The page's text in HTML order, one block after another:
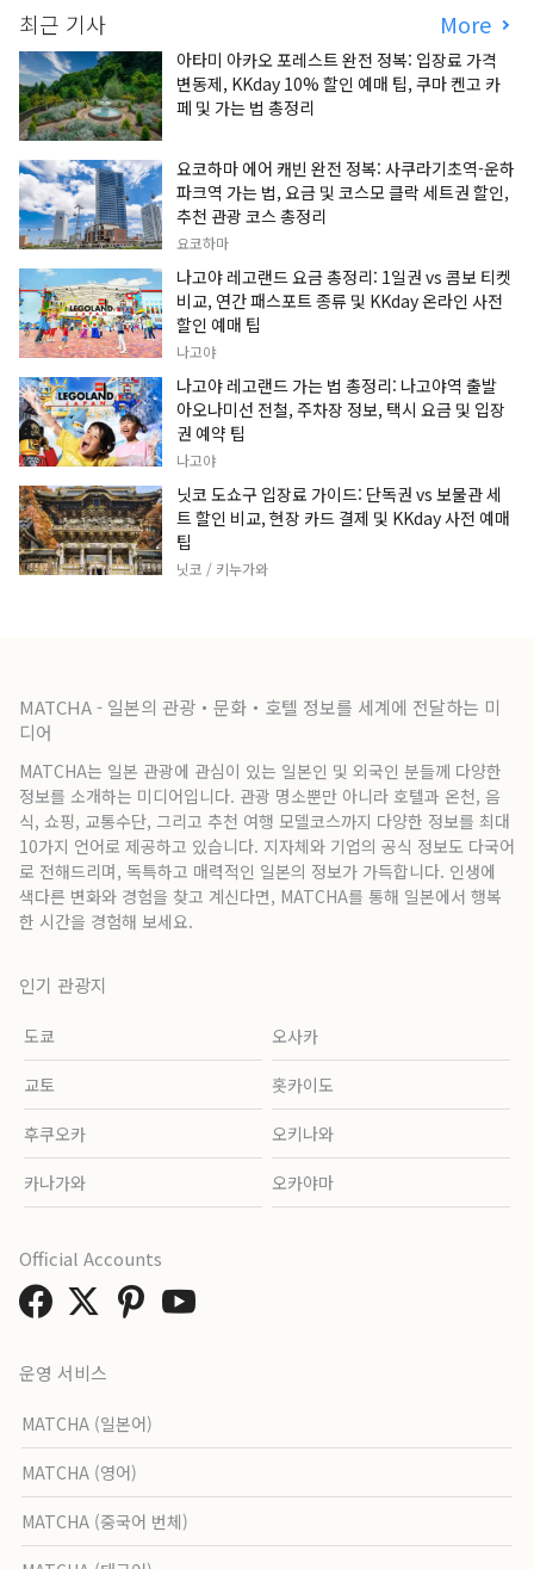
최근 기사 More
아타미 아카오 포레스트 완전 정복: 입장료 가격
변동제, KKday 10% 할인 예매 팁, 쿠마 켄고 카
페 및 가는 법 총정리
요코하마 에어 캐빈 완전 정복: 사쿠라기초역-운하
파크역 가는 법, 요금 및 코스모 클락 세트권 할인,
추천 관광 코스 총정리
요코하마
나고야 레고랜드 요금 총정리: 1일권 vs 콤보 티켓
비교, 연간 패스포트 종류 및 KKday 온라인 사전
할인 예매 팁
나고야
나고야 레고랜드 가는 법 총정리: 나고야역 출발
아오나미선 전철, 주차장 정보, 택시 요금 및 입장
권 예약 팁
나고야
닛코 도쇼구 입장료 가이드: 단독권 vs 보물관 세
트 할인 비교, 현장 카드 결제 및 KKday 사전 예매
팁
닛코 / 키누가와
MATCHA - 일본의 관광・문화・호텔 정보를 세계에 전달하는 미
디어
MATCHA는 일본 관광에 관심이 있는 일본인 및 외국인 분들께 다양한
정보를 소개하는 미디어입니다. 관광 명소뿐만 아니라 호텔과 온천, 음
식, 쇼핑, 교통수단, 그리고 추천 여행 모델코스까지 다양한 정보를 최대
10가지 언어로 제공하고 있습니다. 지자체와 기업의 공식 정보도 다국어
로 전해드리며, 독특하고 매력적인 일본의 정보가 가득합니다. 인생에
색다른 변화와 경험을 찾고 계신다면, MATCHA를 통해 일본에서 행복
한 시간을 경험해 보세요.
인기 관광지
도쿄 오사카
교토 홋카이도
후쿠오카 오키나와
카나가와 오카야마
운영 서비스
MATCHA (일본어)
MATCHA (영어)
MATCHA (중국어 번체)
Official Accounts